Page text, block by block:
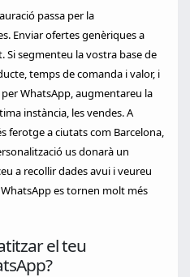
passa per la
Enviar ofertes genèriques a
Si segmenteu la vostra base de
temps de comanda i valor, i
WhatsApp, augmentareu la
instància, les vendes. A
ferotge a ciutats com Barcelona,
us donarà un
a recollir dades avui i veureu
es tornen molt més
el teu